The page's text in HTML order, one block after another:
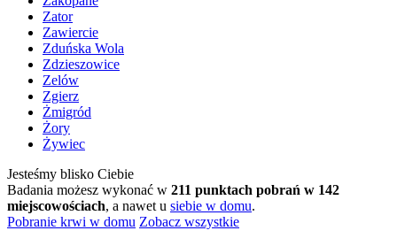
Zator
Zawiercie
Zduńska Wola
Zdzieszowice
Zelów
Zgierz
Żmigród
Żory
Żywiec
Jesteśmy blisko Ciebie
Badania możesz wykonać w 211 punktach pobrań w 142
miejscowościach, a nawet u siebie w domu.
Pobranie krwi w domu Zobacz wszystkie